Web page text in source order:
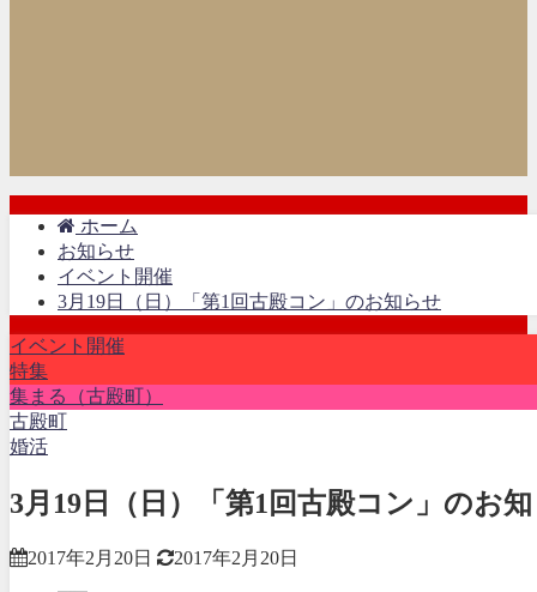
ホーム
お知らせ
イベント開催
3月19日（日）「第1回古殿コン」のお知らせ
イベント開催
特集
集まる（古殿町）
古殿町
婚活
3月19日（日）「第1回古殿コン」のお
2017年2月20日 2017年2月20日